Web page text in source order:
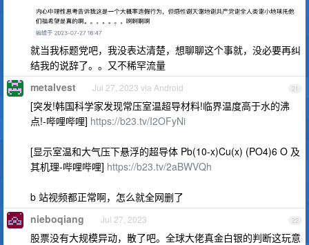
就当我标题党吧，我没表达清楚，想聊聊这个事就，没必要再纠
结我的说辞了。。又不稀罕流量
21
metalvest Jul 27, 2023 via Android
[突发!韩国科学家发现常压室温超导材料!临界温度高于水的沸
点!-哔哩哔哩] https://b23.tv/I2OFyNi
[显示室温和大气压下悬浮的超导体 Pb(10-x)Cu(x) (PO4)6 O 及
其机理-哔哩哔哩] https://b23.tv/2aBWVQh
b 站视频都正常啊，怎么就全网删了
22
nieboqiang Jul 27, 2023
股票没有大规模异动，散了吧。全球大佬真金白银的判断这玩意